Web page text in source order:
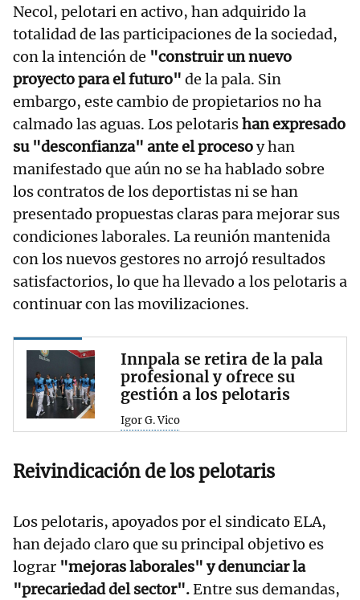
Necol, pelotari en activo, han adquirido la
totalidad de las participaciones de la sociedad,
con la intención de "construir un nuevo
proyecto para el futuro" de la pala. Sin
embargo, este cambio de propietarios no ha
calmado las aguas. Los pelotarishan expresado
su "desconfianza" ante el procesoy han
manifestado que aún no se ha hablado sobre
los contratos de los deportistas ni se han
presentado propuestas claras para mejorar sus
condiciones laborales. La reunión mantenida
con los nuevos gestores no arrojó resultados
satisfactorios, lo que ha llevado a los pelotaris a
continuar con las movilizaciones.
Innpala se retira de la pala
profesional y ofrece su
gestión a los pelotaris
Igor G. Vico
Reivindicación de los pelotaris
Los pelotaris, apoyados por el sindicato ELA,
han dejado claro que su principal objetivo es
lograr "mejoras laborales" y denunciar la
"precariedad del sector".Entre sus demandas,